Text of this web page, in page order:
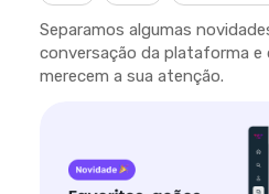
Separamos algumas
conversação da plataforma e
merecem a sua atenção.